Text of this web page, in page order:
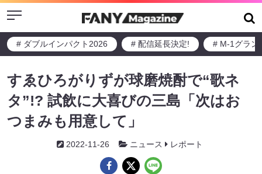
Menu
# ダブルインパクト2026 # 配信延長決定! # M-1グラン
すゑひろがりずが球磨焼酎で“歌ネ
タ”!? 試飲に大喜びの三島「次はお
つまみも用意して」
2022-11-26 ニュース レポート